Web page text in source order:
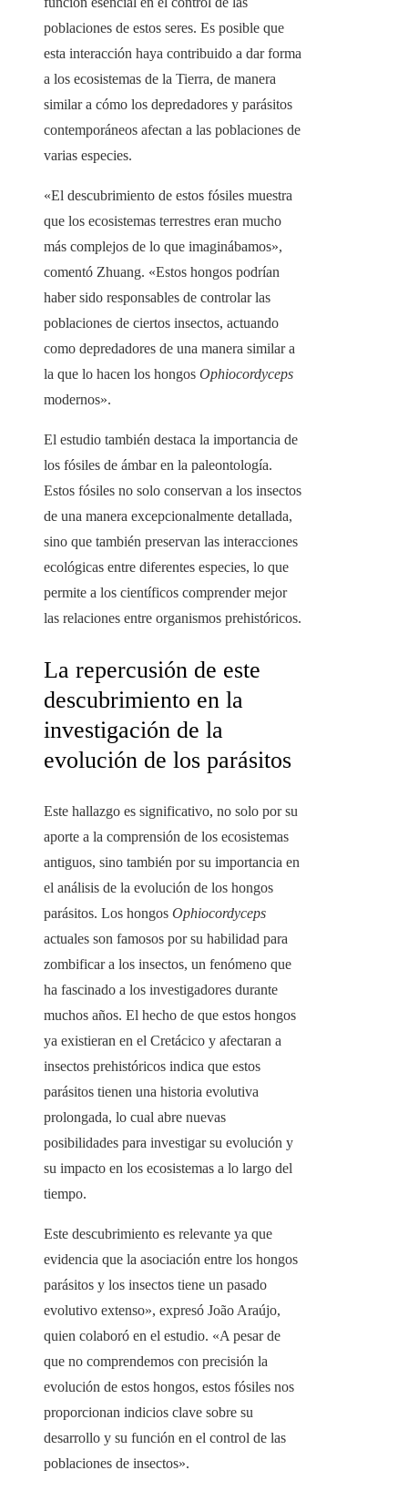
poblaciones de estos seres. Es posible que
esta interacción haya contribuido a dar forma
a los ecosistemas de la Tierra, de manera
similar a cómo los depredadores y parásitos
contemporáneos afectan a las poblaciones de
varias especies.
«El descubrimiento de estos fósiles muestra
que los ecosistemas terrestres eran mucho
más complejos de lo que imaginábamos»,
comentó Zhuang. «Estos hongos podrían
haber sido responsables de controlar las
poblaciones de ciertos insectos, actuando
como depredadores de una manera similar a
la que lo hacen los hongos Ophiocordyceps
modernos».
El estudio también destaca la importancia de
los fósiles de ámbar en la paleontología.
Estos fósiles no solo conservan a los insectos
de una manera excepcionalmente detallada,
sino que también preservan las interacciones
ecológicas entre diferentes especies, lo que
permite a los científicos comprender mejor
las relaciones entre organismos prehistóricos.
La repercusión de este
descubrimiento en la
investigación de la
evolución de los parásitos
Este hallazgo es significativo, no solo por su
aporte a la comprensión de los ecosistemas
antiguos, sino también por su importancia en
el análisis de la evolución de los hongos
parásitos. Los hongos Ophiocordyceps
actuales son famosos por su habilidad para
zombificar a los insectos, un fenómeno que
ha fascinado a los investigadores durante
muchos años. El hecho de que estos hongos
ya existieran en el Cretácico y afectaran a
insectos prehistóricos indica que estos
parásitos tienen una historia evolutiva
prolongada, lo cual abre nuevas
posibilidades para investigar su evolución y
su impacto en los ecosistemas a lo largo del
tiempo.
Este descubrimiento es relevante ya que
evidencia que la asociación entre los hongos
parásitos y los insectos tiene un pasado
evolutivo extenso», expresó João Araújo,
quien colaboró en el estudio. «A pesar de
que no comprendemos con precisión la
evolución de estos hongos, estos fósiles nos
proporcionan indicios clave sobre su
desarrollo y su función en el control de las
poblaciones de insectos».